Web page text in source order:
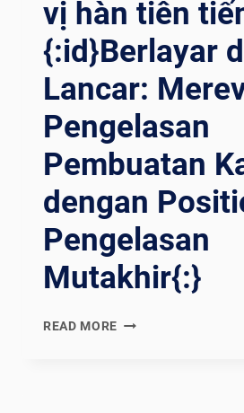
้ำมันแ
ละก
๊าซด
้วยโ
ซลูชั่นก
ำหนดต
ี่ล
มัย{:}{
:VI}SỨC M
ẠNH C
HÍNH X
ÁC: T
vị hàn tiên
{:id}Berlayar
Lancar:
Pengelasan
Pembuatan
dengan
Pengelasan
Mutakhir{:}
READ MORE {:EN}SAILING